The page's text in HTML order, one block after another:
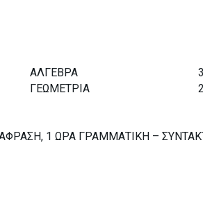
ΑΛΓΕΒΡΑ
ΓΕΩΜΕΤΡΙΑ
1 ΩΡΑ ΓΡΑΜΜΑΤΙΚΗ –